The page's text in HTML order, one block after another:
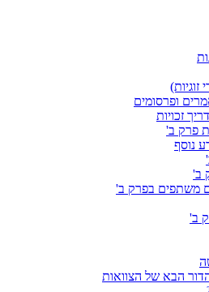
ופרסומים
זכויות
פרק ב'
נוסף
ב'
משתפים בפרק ב'
ב'
הבא של הצוואות